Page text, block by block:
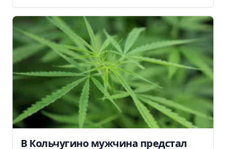
В Кольчугино мужчина предстал